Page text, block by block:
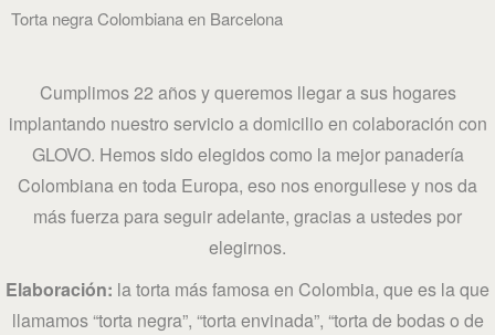
Torta negra Colombiana en Barcelona
Cumplimos 22 años y queremos llegar a sus hogares
implantando nuestro servicio a domicilio en colaboración con
GLOVO. Hemos sido elegidos como la mejor panadería
Colombiana en toda Europa, eso nos enorgullese y nos da
más fuerza para seguir adelante, gracias a ustedes por
elegirnos.
Elaboración: la torta más famosa en Colombia, que es la que
llamamos “torta negra”, “torta envinada”, “torta de bodas o de